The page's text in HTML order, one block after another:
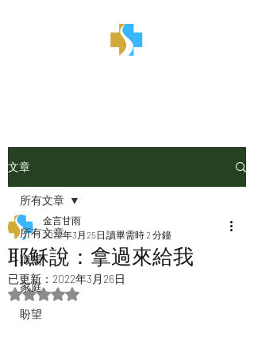
文章
所有文章
職場
家庭
盼望
所有文章
耶穌說：拿過來給我
金言甘雨
2022年3月25日 讀畢需時 2 分鐘
已更新： 2022年3月26日
評等為 NaN（最高為 5 顆星）。